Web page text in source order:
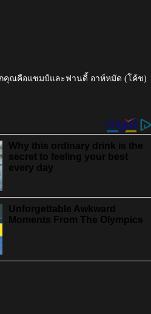
คุณคือแชมป์และฟานดี้ อาห์หมัด (โค้ช)